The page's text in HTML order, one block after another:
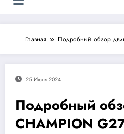
Главная Подробный обзор
25 Июня 2024
Подробный
CHAMPION